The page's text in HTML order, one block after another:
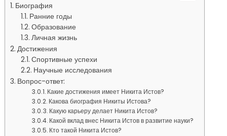
Биография
Ранние годы
Образование
Личная жизнь
Достижения
Спортивные успехи
Научные исследования
Вопрос-ответ:
Какие достижения имеет Никита Истов?
Какова биография Никиты Истова?
Какую карьеру делает Никита Истов?
Какой вклад внес Никита Истов в развитие науки?
Кто такой Никита Истов?